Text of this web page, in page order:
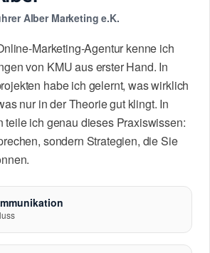
Alber Marketing e.K.
Marketing-Agentur kenne ich
von KMU aus erster Hand. In
habe ich gelernt, was wirklich
nur in der Theorie gut klingt. In
teile ich genau dieses Praxiswissen:
sondern Strategien, die Sie